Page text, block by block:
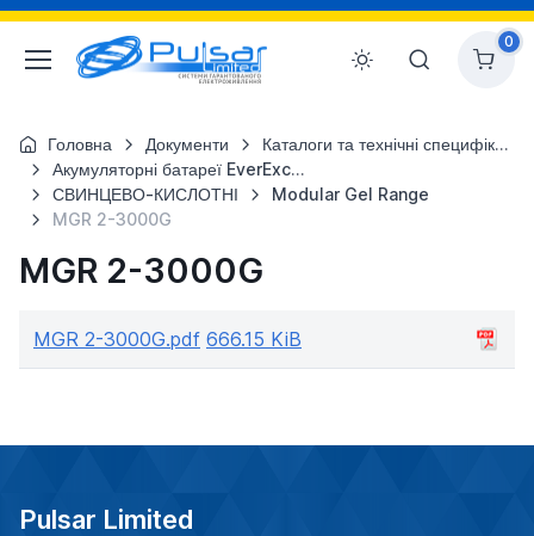
0
Головна Документи
Каталоги та технічні специфікації
Акумуляторні батареї EverExceed
СВИНЦЕВО-КИСЛОТНІ
Modular Gel Range
MGR 2-3000G
MGR 2-3000G
MGR 2-3000G.pdf 666.15 KiB
Pulsar Limited